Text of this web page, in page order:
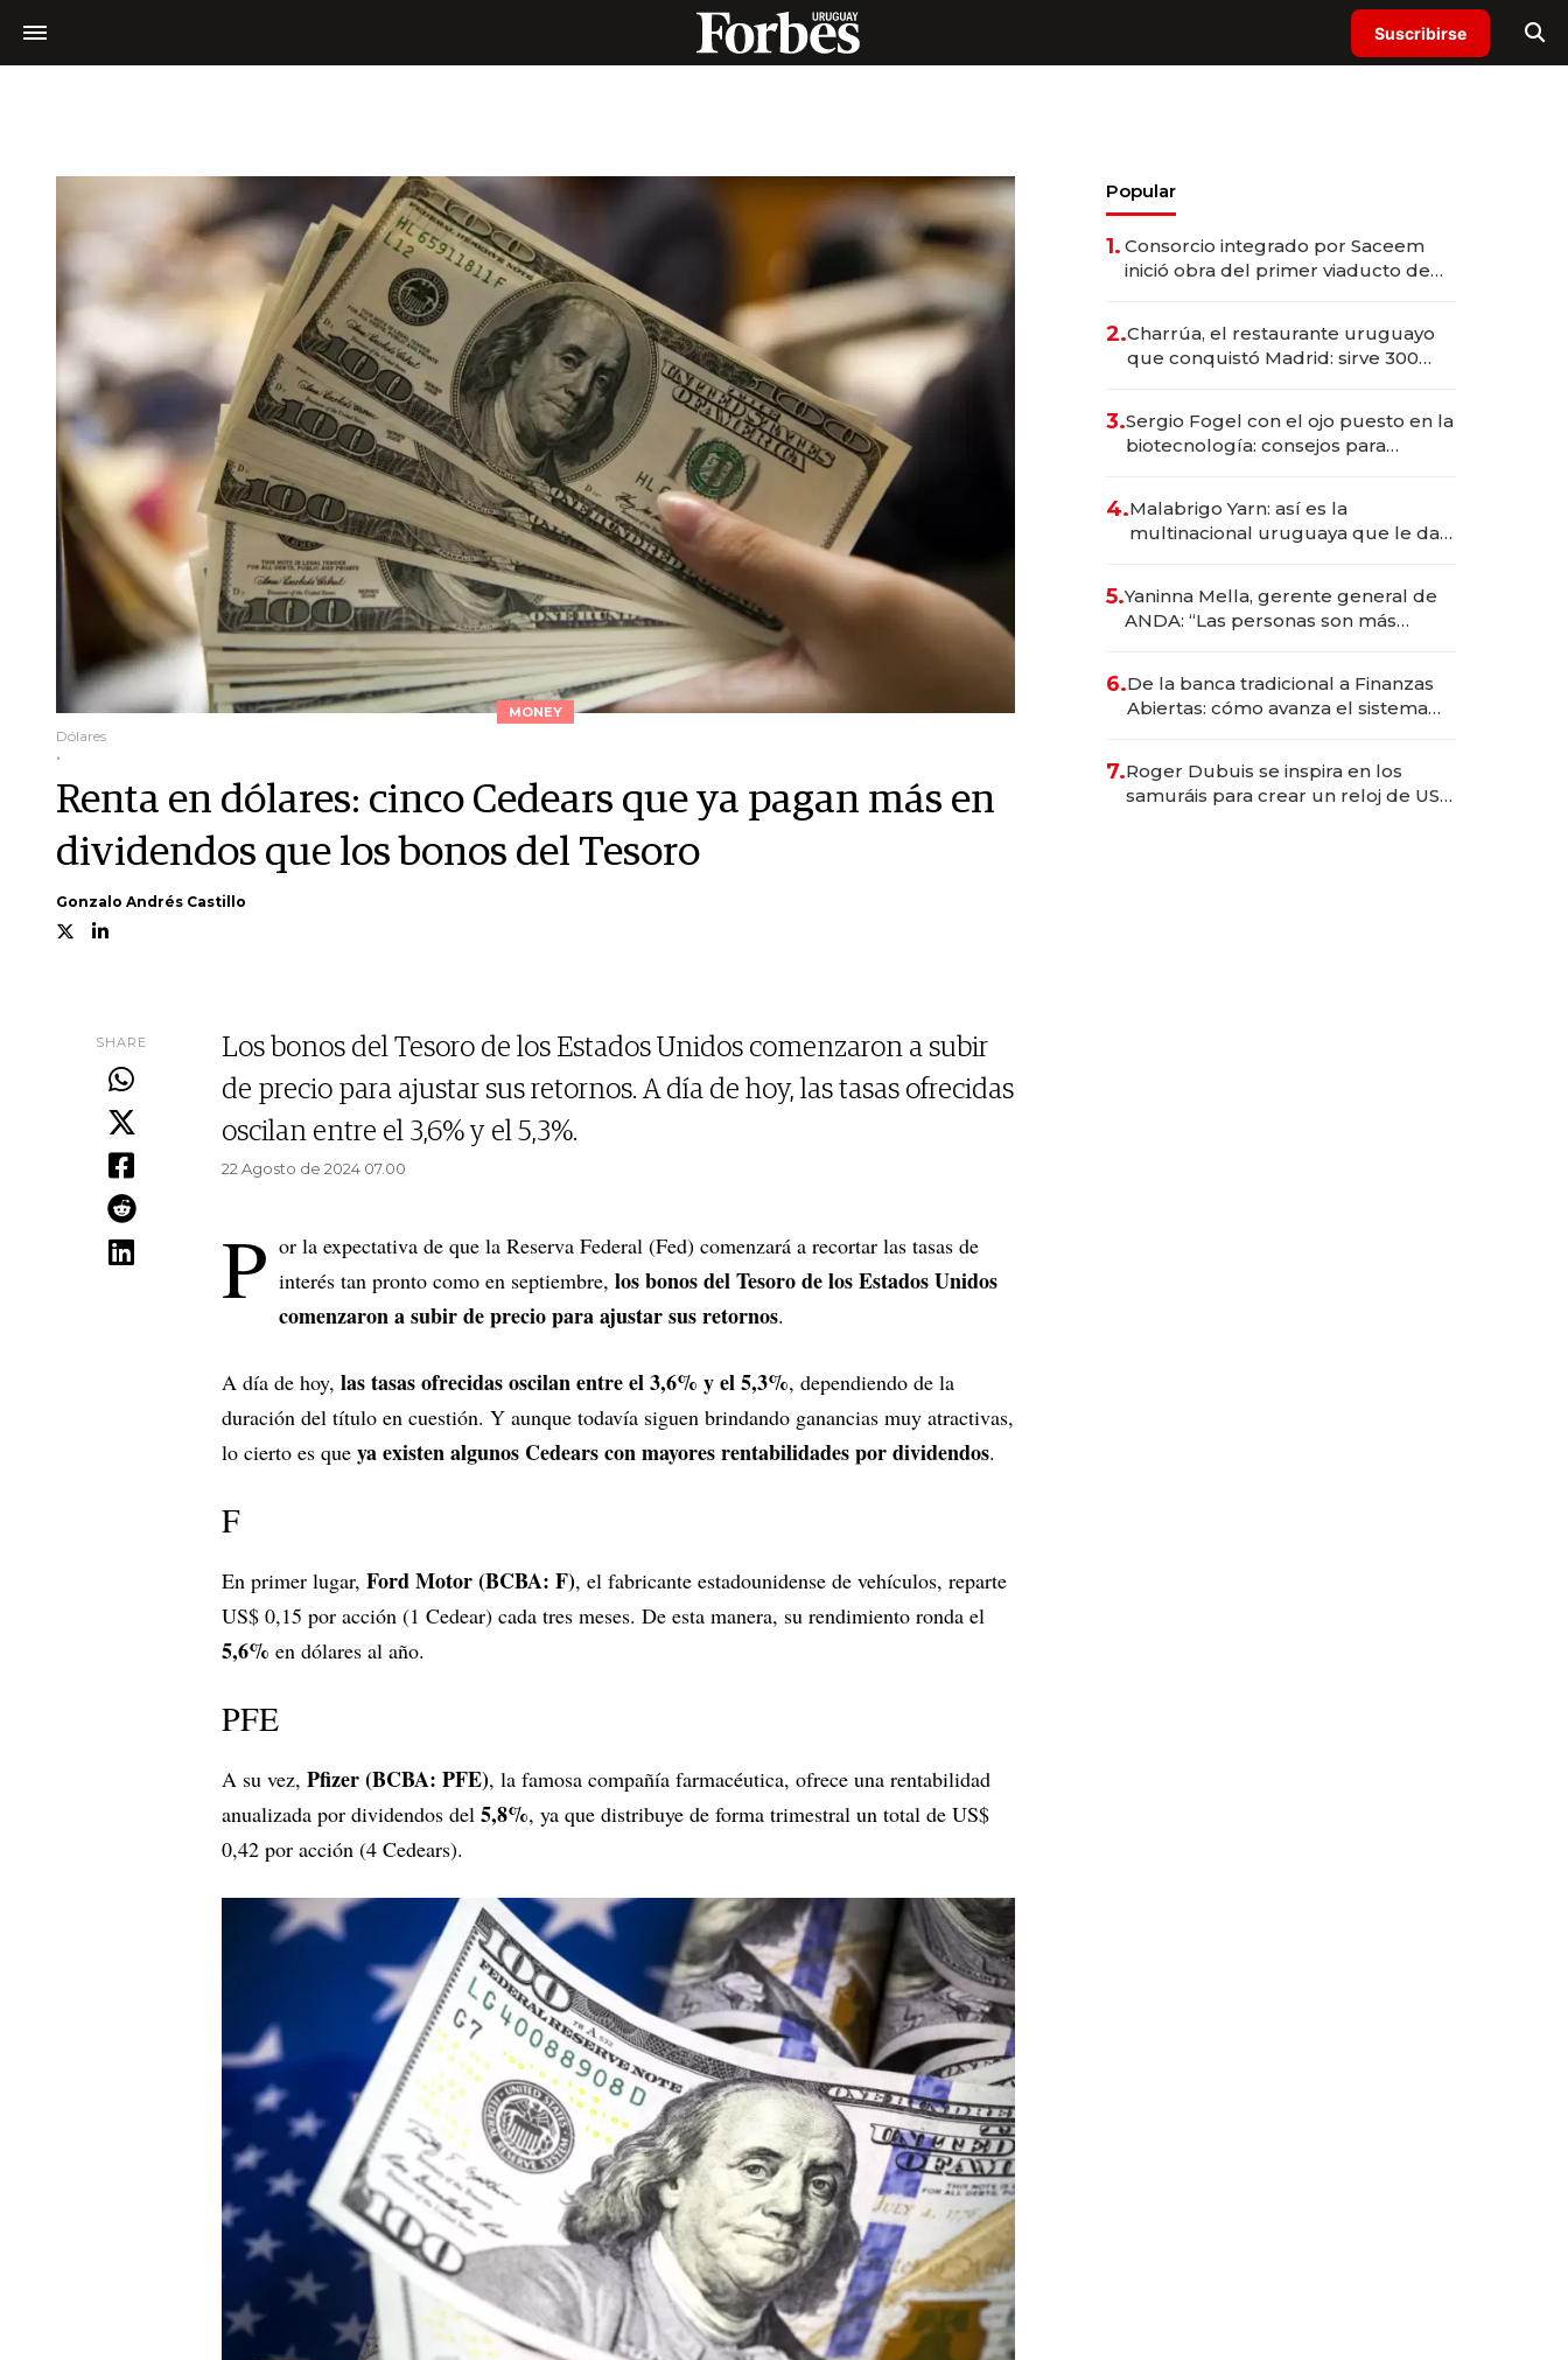
Suscribirse
MONEY
Dólares
.
Renta en dólares: cinco Cedears que ya pagan más en
dividendos que los bonos del Tesoro
Gonzalo Andrés Castillo
SHARE
Los bonos del Tesoro de los Estados Unidos comenzaron a subir
de precio para ajustar sus retornos. A día de hoy, las tasas ofrecidas
oscilan entre el 3,6% y el 5,3%.
22 Agosto de 2024 07.00
P or la expectativa de que la Reserva Federal (Fed) comenzará a recortar las tasas de
interés tan pronto como en septiembre, los bonos del Tesoro de los Estados Unidos
comenzaron a subir de precio para ajustar sus retornos.
A día de hoy, las tasas ofrecidas oscilan entre el 3,6% y el 5,3%, dependiendo de la
duración del título en cuestión. Y aunque todavía siguen brindando ganancias muy atractivas,
lo cierto es que ya existen algunos Cedears con mayores rentabilidades por dividendos.
F
En primer lugar, Ford Motor (BCBA: F), el fabricante estadounidense de vehículos, reparte
US$ 0,15 por acción (1 Cedear) cada tres meses. De esta manera, su rendimiento ronda el
5,6% en dólares al año.
PFE
A su vez, Pfizer (BCBA: PFE), la famosa compañía farmacéutica, ofrece una rentabilidad
anualizada por dividendos del 5,8%, ya que distribuye de forma trimestral un total de US$
0,42 por acción (4 Cedears).
Popular
1. Consorcio integrado por Saceem
inició obra del primer viaducto de
millones
2.Charrúa, el restaurante uruguayo
que conquistó Madrid: sirve 300
prepara apertura
3.Sergio Fogel con el ojo puesto en la
biotecnología: consejos para
4.Malabrigo Yarn: así es la
multinacional uruguaya que le da
5.Yaninna Mella, gerente general de
ANDA: “Las personas son más
6.De la banca tradicional a Finanzas
Abiertas: cómo avanza el sistema
7.Roger Dubuis se inspira en los
samuráis para crear un reloj de US$